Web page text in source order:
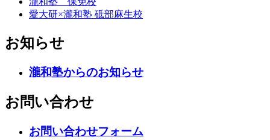
愛大研×瀧和塾 砥部麻生校
お知らせ
瀧和塾からのお知らせ
お問い合わせ
お問い合わせフォーム